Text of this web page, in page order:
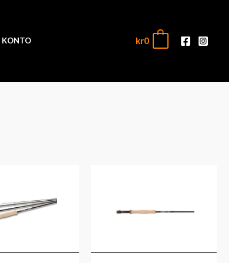
KONTO kr0